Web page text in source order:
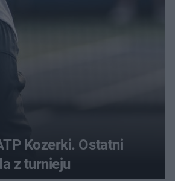
Kozerki. Ostatni
z turnieju